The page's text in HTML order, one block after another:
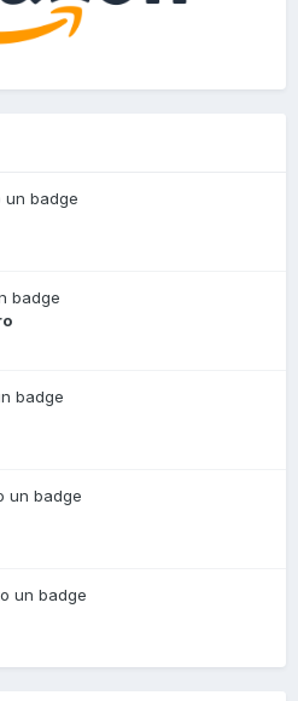
un badge
badge
badge
un badge
un badge